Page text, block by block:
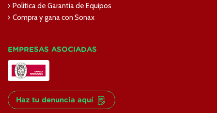
Política de Garantía de Equipos
Compra y gana con Sonax
EMPRESAS ASOCIADAS
Haz tu denuncia aquí